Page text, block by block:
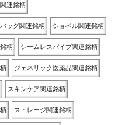
連銘柄
ッグ関連銘柄 ショベル関連銘柄
柄 シームレスパイプ関連銘柄
ジェネリック医薬品関連銘柄
スキンケア関連銘柄
ストレージ関連銘柄